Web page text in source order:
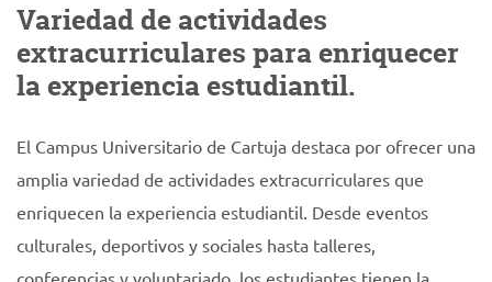
Variedad de actividades
extracurriculares para enriquecer
la experiencia estudiantil.
El Campus Universitario de Cartuja destaca por ofrecer una
amplia variedad de actividades extracurriculares que
enriquecen la experiencia estudiantil. Desde eventos
culturales, deportivos y sociales hasta talleres,
conferencias y voluntariado, los estudiantes tienen la